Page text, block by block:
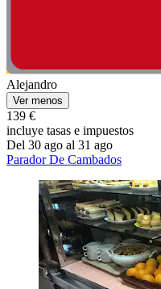
Alejandro
Ver menos
139 €
incluye tasas e impuestos
Del 30 ago al 31 ago
Parador De Cambados